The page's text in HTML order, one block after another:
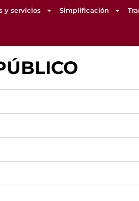
y servicios Simplificación